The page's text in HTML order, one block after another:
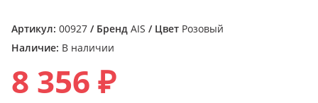
Артикул: 00927 / Бренд AIS / Цвет Розовый
Наличие: В наличии
8 356 ₽